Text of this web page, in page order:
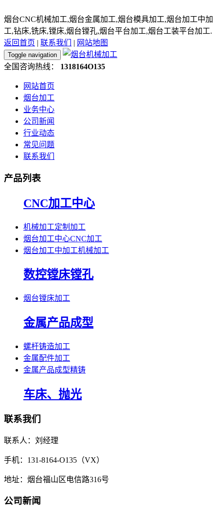
烟台CNC机械加工,烟台金属加工,烟台模具加工,烟台加工中加
工,钻床,铣床,镗床,烟台镗孔,烟台平台加工,烟台工装平台加工.
返回首页 | 联系我们 | 网站地图
Toggle navigation
全国咨询热线： 1318164O135
网站首页
烟台加工
业务中心
公司新闻
行业动态
常见问题
联系我们
产品列表
CNC加工中心
机械加工定制加工
烟台加工中心CNC加工
烟台加工中加工机械加工
数控镗床镗孔
烟台镗床加工
金属产品成型
螺杆铸造加工
金属配件加工
金属产品成型精铸
车床、抛光
联系我们
联系人：刘经理
手机：131-8164-O135（VX）
地址：烟台福山区电信路316号
公司新闻